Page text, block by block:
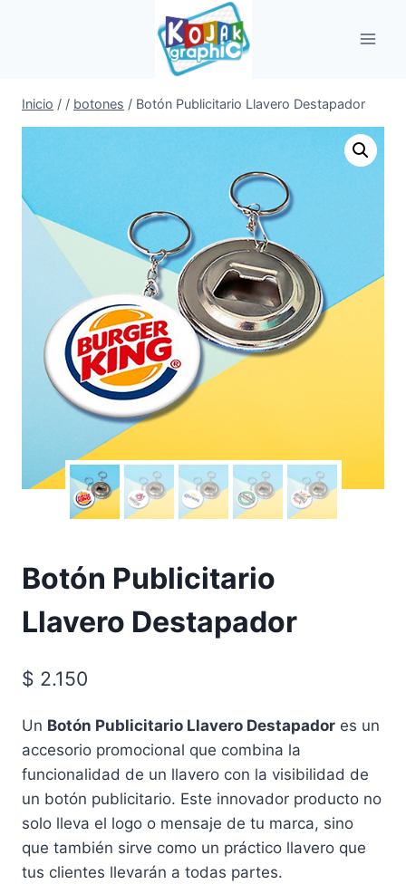
Inicio / / botones / Botón Publicitario Llavero Destapador
Botón Publicitario
Llavero Destapador
$ 2.150
Un Botón Publicitario Llavero Destapador es un
accesorio promocional que combina la
funcionalidad de un llavero con la visibilidad de
un botón publicitario. Este innovador producto no
solo lleva el logo o mensaje de tu marca, sino
que también sirve como un práctico llavero que
tus clientes llevarán a todas partes.